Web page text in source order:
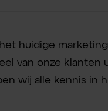
huidige
van onze klanten
wij alle kennis in